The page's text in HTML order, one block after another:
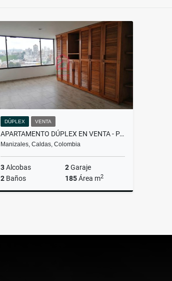
DÚPLEX VENTA
APARTAMENTO DÚPLEX EN VENTA - PALERMO - MANIZALES
Manizales, Caldas, Colombia
3Alcobas 2Garaje
2 Baños 185Área m2